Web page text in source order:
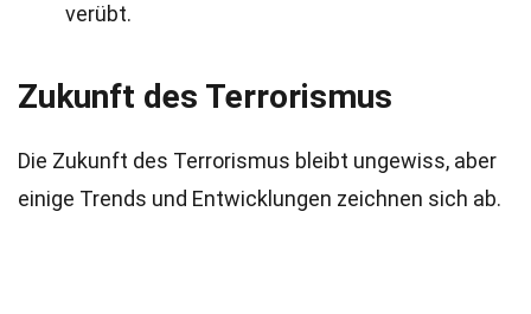
verübt.
Zukunft des Terrorismus
Die Zukunft des Terrorismus bleibt ungewiss, aber
einige Trends und Entwicklungen zeichnen sich ab.